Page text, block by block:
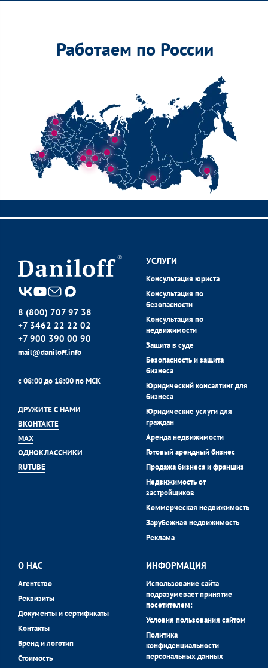
Работаем по России
8 (800) 707 97 38
+7 3462 22 22 02
+7 900 390 00 90
mail@daniloff.info
с 08:00 до 18:00 по МСК
ДРУЖИТЕ С НАМИ
ВКОНТАКТЕ
MAX
ОДНОКЛАССНИКИ
RUTUBE
УСЛУГИ
Консультация юриста
Консультация по
безопасности
Консультация по
недвижимости
Защита в суде
Безопасность и защита
бизнеса
Юридический консалтинг для
бизнеса
Юридические услуги для
граждан
Аренда недвижимости
Готовый арендный бизнес
Продажа бизнеса и франшиз
Недвижимость от
застройщиков
Коммерческая недвижимость
Зарубежная недвижимость
Реклама
О НАС
Агентство
Реквизиты
Документы и сертификаты
Контакты
Бренд и логотип
Стоимость
ИНФОРМАЦИЯ
Использование сайта
подразумевает принятие
посетителем:
Условия пользования сайтом
Политика
конфиденциальности
персональных данных